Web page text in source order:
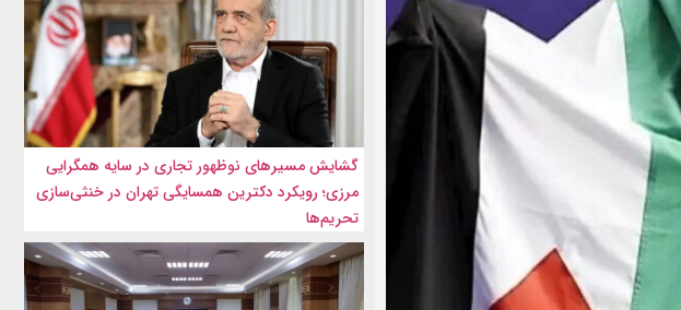
گشایش مسیرهای نوظهور تجاری در سایه همگرایی
مرزی؛ رویکرد دکترین همسایگی تهران در خنثی‌سازی
تحریم‌ها